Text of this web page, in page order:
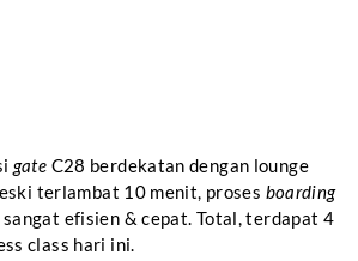
gate C28 berdekatan dengan lounge
terlambat 10 menit, proses boarding
sangat efisien & cepat. Total, terdapat 4
class hari ini.